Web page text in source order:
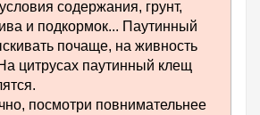
содержания, грунт,
и подкормок... Паутинный
почаще, на живность
цитрусах паутинный клещ
посмотри повнимательнее